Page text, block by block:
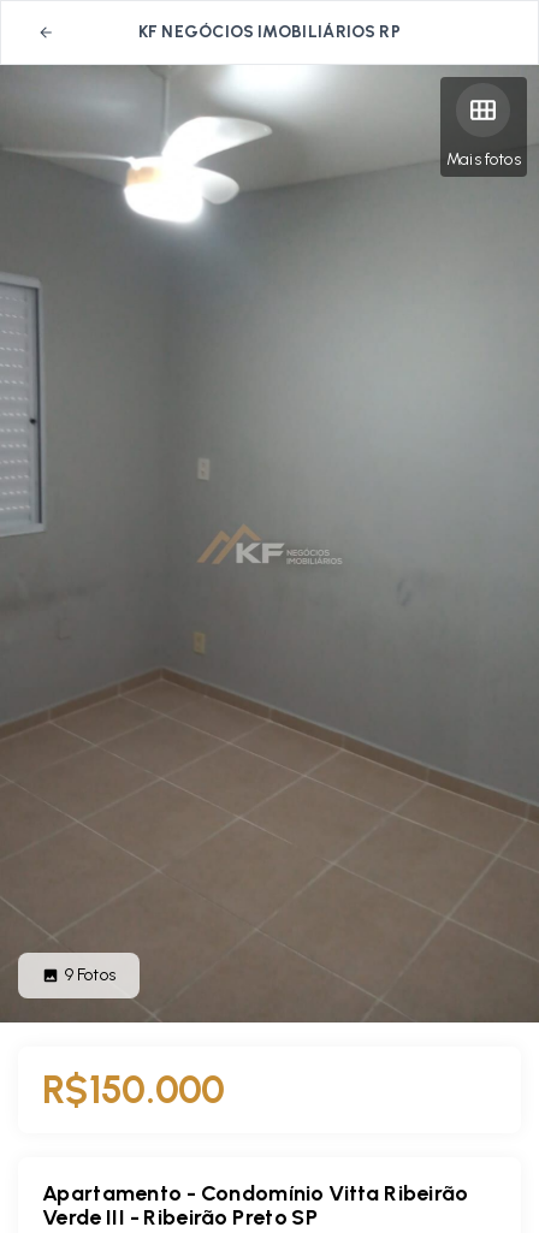
KF NEGÓCIOS IMOBILIÁRIOS RP
Mais fotos
9 Fotos
R$150.000
Apartamento - Condomínio Vitta Ribeirão
Verde III - Ribeirão Preto SP